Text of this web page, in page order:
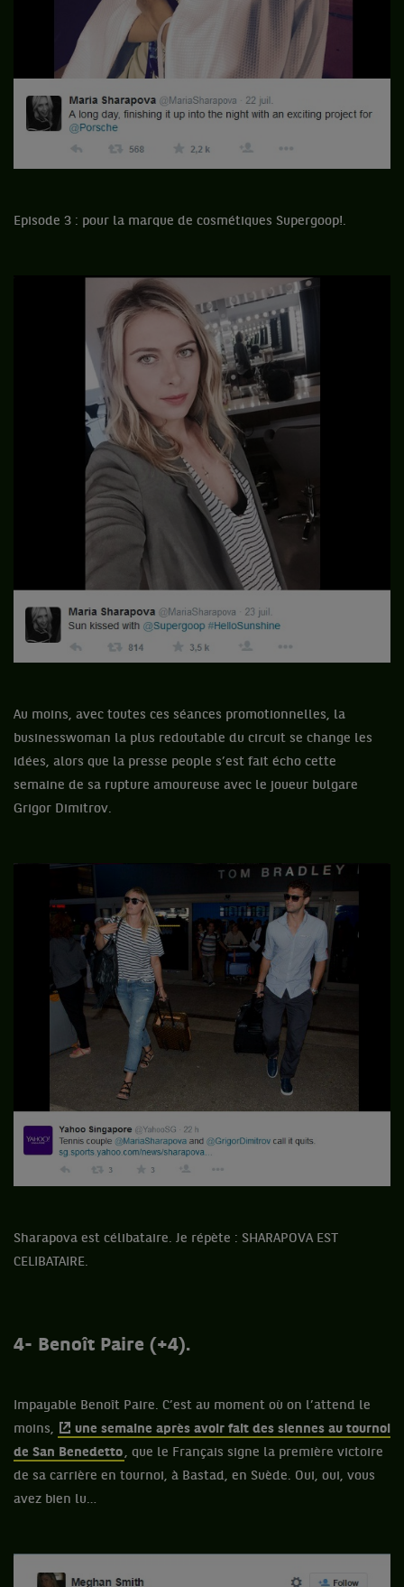
Episode 3 : pour la marque de cosmétiques Supergoop!.
Au moins, avec toutes ces séances promotionnelles, la
businesswoman la plus redoutable du circuit se change les
idées, alors que la presse people s’est fait écho cette
semaine de sa rupture amoureuse avec le joueur bulgare
Grigor Dimitrov.
Sharapova est célibataire. Je répète : SHARAPOVA EST
CELIBATAIRE.
4- Benoît Paire (+4).
Impayable Benoît Paire. C’est au moment où on l’attend le
moins,
une semaine après avoir fait des siennes au tournoi
de San Benedetto, que le Français signe la première victoire
de sa carrière en tournoi, à Bastad, en Suède. Oui, oui, vous
avez bien lu…